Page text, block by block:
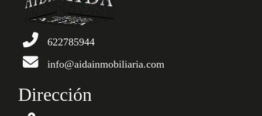
622785944
info@aidainmobiliaria.com
Dirección